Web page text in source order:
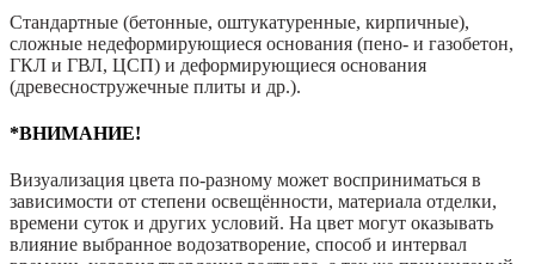
Стандартные (бетонные, оштукатуренные, кирпичные),
сложные недеформирующиеся основания (пено- и газобетон,
ГКЛ и ГВЛ, ЦСП) и деформирующиеся основания
(древесностружечные плиты и др.).
*ВНИМАНИЕ!
Визуализация цвета по-разному может восприниматься в
зависимости от степени освещённости, материала отделки,
времени суток и других условий. На цвет могут оказывать
влияние выбранное водозатворение, способ и интервал